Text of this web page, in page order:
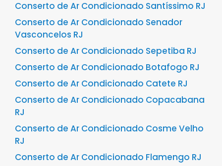
Conserto de Ar Condicionado Santíssimo RJ
Conserto de Ar Condicionado Senador
Vasconcelos RJ
Conserto de Ar Condicionado Sepetiba RJ
Conserto de Ar Condicionado Botafogo RJ
Conserto de Ar Condicionado Catete RJ
Conserto de Ar Condicionado Copacabana
RJ
Conserto de Ar Condicionado Cosme Velho
RJ
Conserto de Ar Condicionado Flamengo RJ